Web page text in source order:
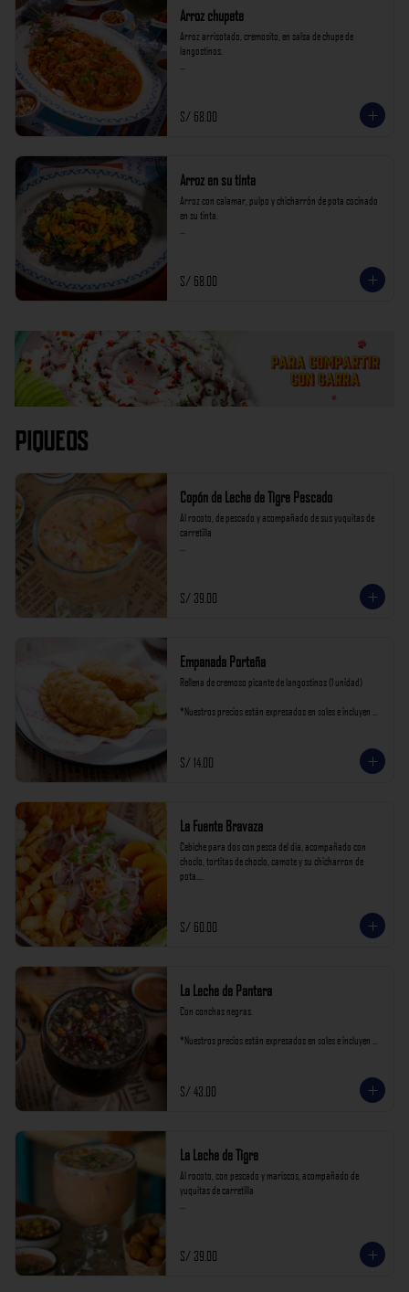
Arroz chupete
Arroz arrisotado, cremosito, en salsa de chupe de
langostinos.
S/ 68.00
Arroz en su tinta
Arroz con calamar, pulpo y chicharrón de pota cocinado
en su tinta.
S/ 68.00
Piqueos
Copón de Leche de Tigre Pescado
Al rocoto, de pescado y acompañado de sus yuquitas de
carretilla
S/ 39.00
Empanada Porteña
Rellena de cremoso picante de langostinos (1 unidad)
*Nuestros precios están expresados en soles e incluyen
S/ 14.00
La Fuente Bravaza
Cebiche para dos con pesca del dia, acompañado con
choclo, tortitas de choclo, camote y su chicharron de
pota.
impuestos de ley y recargo al consumo.
S/ 60.00
La Leche de Pantera
Con conchas negras.
*Nuestros precios están expresados en soles e incluyen
S/ 43.00
La Leche de Tigre
Al rocoto, con pescado y mariscos, acompañado de
yuquitas de carretilla
S/ 39.00